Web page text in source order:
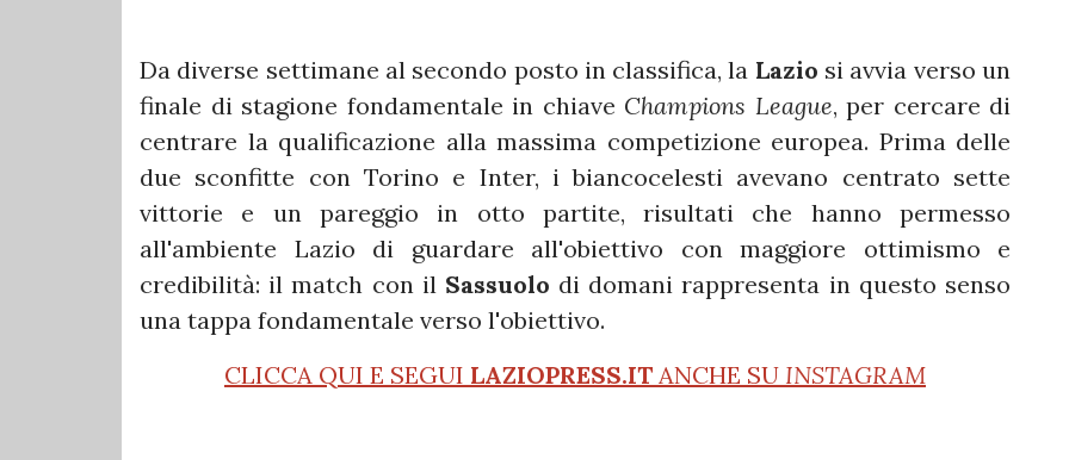
Da diverse settimane al secondo posto in classifica, la Lazio si avvia verso un
finale di stagione fondamentale in chiave Champions League, per cercare di
centrare la qualificazione alla massima competizione europea. Prima delle
due sconfitte con Torino e Inter, i biancocelesti avevano centrato sette
vittorie e un pareggio in otto partite, risultati che hanno permesso
all'ambiente Lazio di guardare all'obiettivo con maggiore ottimismo e
credibilità: il match con il Sassuolo di domani rappresenta in questo senso
una tappa fondamentale verso l'obiettivo.
CLICCA QUI E SEGUI LAZIOPRESS.IT ANCHE SU INSTAGRAM